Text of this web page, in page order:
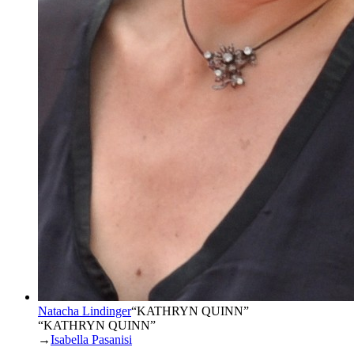
Natacha Lindinger“KATHRYN QUINN”
“KATHRYN QUINN”
→Isabella Pasanisi